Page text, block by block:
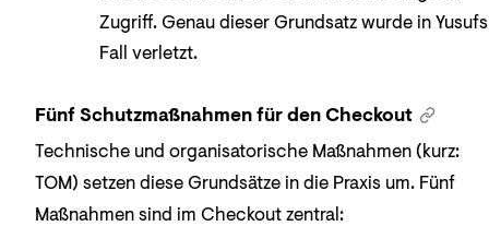
Zugriff. Genau dieser Grundsatz wurde in Yusufs
Fall verletzt.
Fünf Schutzmaßnahmen für den Checkout
Technische und organisatorische Maßnahmen (kurz:
TOM) setzen diese Grundsätze in die Praxis um. Fünf
Maßnahmen sind im Checkout zentral: